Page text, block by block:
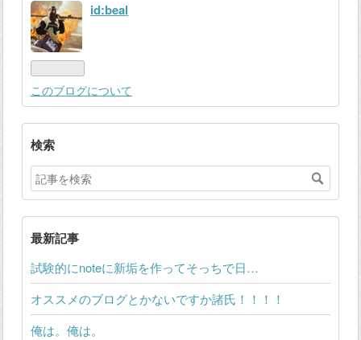
id:beal
このブログについて
検索
最新記事
試験的にnoteに新垢を作ってそっちで日…
オススメのブログとかないですか諸氏！！！！
俺は。俺は。